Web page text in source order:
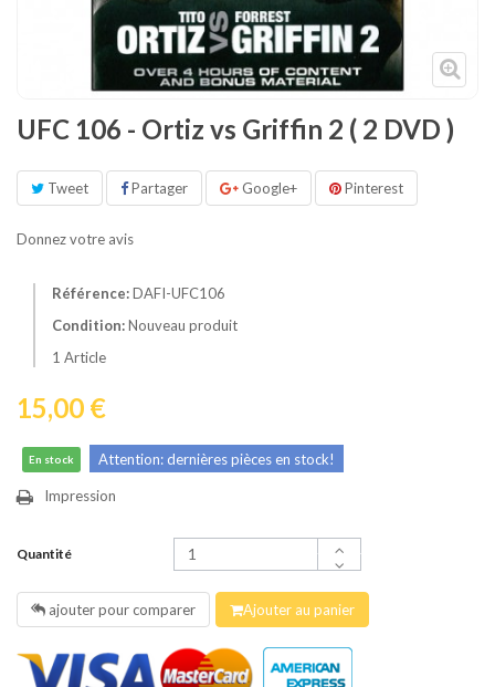
UFC 106 - Ortiz vs Griffin 2 ( 2 DVD )
Tweet Partager Google+ Pinterest
Donnez votre avis
Référence:DAFI-UFC106
Condition:Nouveau produit
1 Article
15,00 €
En stock Attention: dernières pièces en stock!
Impression
Quantité
ajouter pour comparer Ajouter au panier